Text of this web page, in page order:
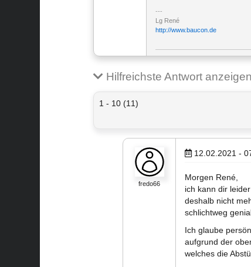
Lg René
http://www.baucon.de
Hilfreichste Antwort anzeigen
1 - 10 (11)
fredo66
12.02.2021 -
Morgen René,
ich kann dir
deshalb nicht
schlichtweg
Ich glaube
aufgrund der
welches die